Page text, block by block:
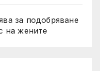
за подобряване
на жените